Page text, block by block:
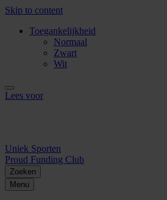
Skip to content
Toegankelijkheid
Normaal
Zwart
Wit
Lees voor
Uniek Sporten
Proud Funding Club
Zoeken
Menu